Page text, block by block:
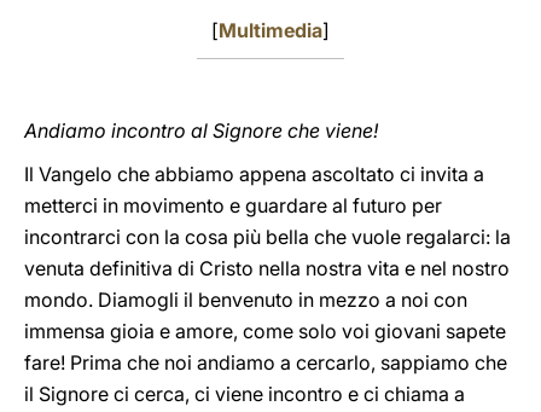
[Multimedia]
Andiamo incontro al Signore che viene!
Il Vangelo che abbiamo appena ascoltato ci invita a
metterci in movimento e guardare al futuro per
incontrarci con la cosa più bella che vuole regalarci: la
venuta definitiva di Cristo nella nostra vita e nel nostro
mondo. Diamogli il benvenuto in mezzo a noi con
immensa gioia e amore, come solo voi giovani sapete
fare! Prima che noi andiamo a cercarlo, sappiamo che
il Signore ci cerca, ci viene incontro e ci chiama a